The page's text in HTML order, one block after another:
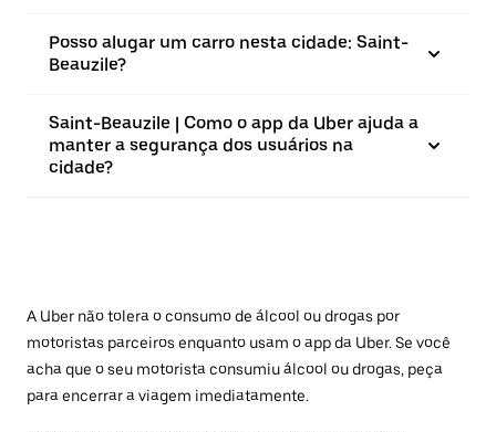
Posso alugar um carro nesta cidade: Saint-
Beauzile?
Saint-Beauzile | Como o app da Uber ajuda a
manter a segurança dos usuários na
cidade?
A Uber não tolera o consumo de álcool ou drogas por
motoristas parceiros enquanto usam o app da Uber. Se você
acha que o seu motorista consumiu álcool ou drogas, peça
para encerrar a viagem imediatamente.